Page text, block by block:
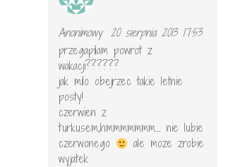
Anonimowy 20 sierpnia 2013 17:53
przegapilam powrot z
wakacji??????
jak milo obejrzec takie letnie
posty!
czerwien z
turkusem,hmmmmmmm…. nie lubie
czerwonego
ale moze zrobie
wyjatek